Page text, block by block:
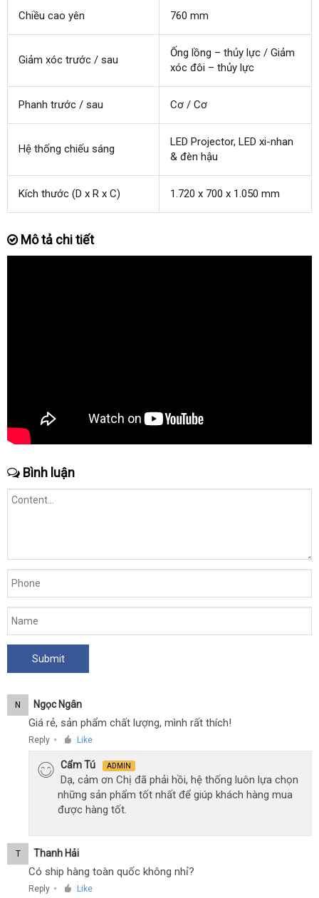
Chiều cao yên 760 mm
Giảm xóc trước / sau
Ống lồng – thủy lực / Giảm
xóc đôi – thủy lực
Phanh trước / sau Cơ / Cơ
Hệ thống chiếu sáng
LED Projector, LED xi-nhan
& đèn hậu
Kích thước (D x R x C) 1.720 x 700 x 1.050 mm
Mô tả chi tiết
Bình luận
N Ngọc Ngân
Giá rẻ, sản phẩm chất lượng, mình rất thích!
Reply ● Like
Cẩm Tú ADMIN
Dạ, cảm ơn Chị đã phải hồi, hệ thống luôn lựa chọn
những sản phẩm tốt nhất để giúp khách hàng mua
được hàng tốt.
T Thanh Hải
Có ship hàng toàn quốc không nhỉ?
Reply ● Like